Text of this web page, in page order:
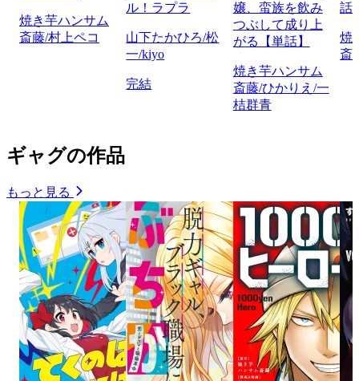
焼き芋ハンサム
斎藤/村上ペコ
ル！ラプラ
山下たかひろ/松
一/kiyo
完結
嬢、蛮族を飲み
つぶして成り上
がる【単話】
焼き芋ハンサム
斎藤/ひかりえ/一
桔群青
話
焼
斎
ギャグの作品
もっと見る